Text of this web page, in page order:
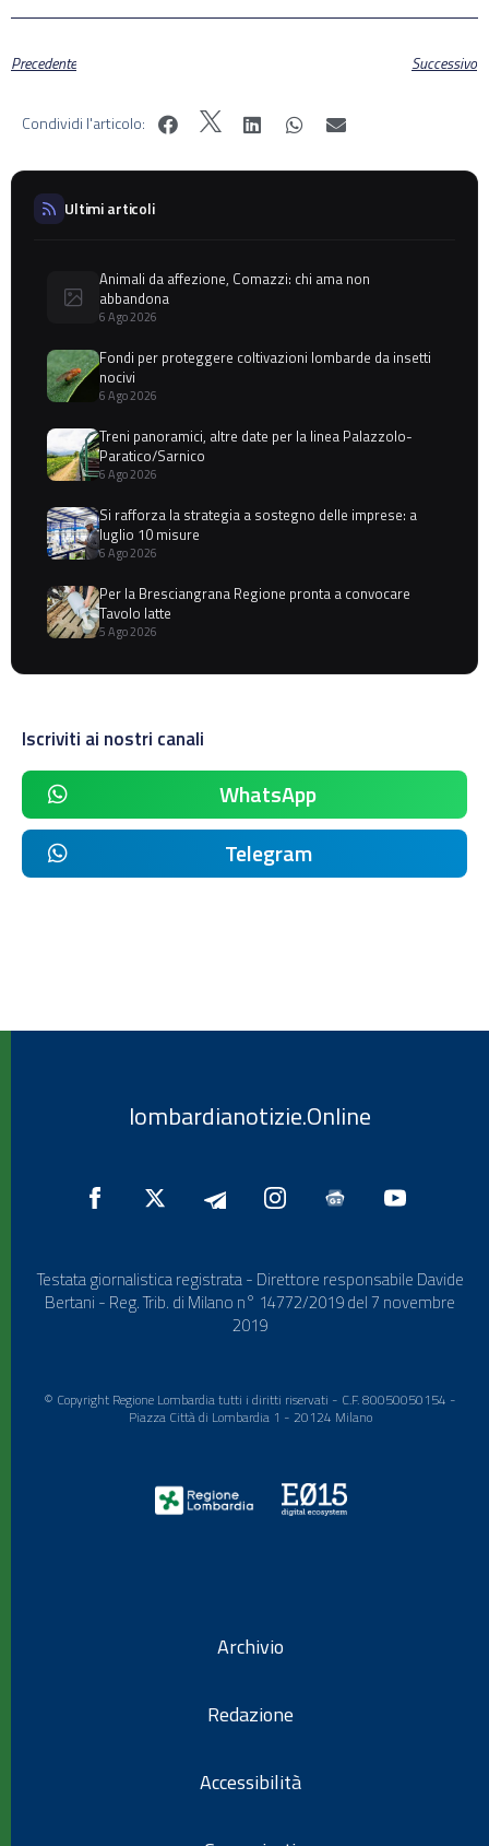
Precedente Successivo
Condividi l'articolo:
Ultimi articoli
Animali da affezione, Comazzi: chi ama non
abbandona
6 Ago 2026
Fondi per proteggere coltivazioni lombarde da insetti
nocivi
6 Ago 2026
Treni panoramici, altre date per la linea Palazzolo-
Paratico/Sarnico
6 Ago 2026
Si rafforza la strategia a sostegno delle imprese: a
luglio 10 misure
6 Ago 2026
Per la Bresciangrana Regione pronta a convocare
Tavolo latte
5 Ago 2026
Iscriviti ai nostri canali
WhatsApp
Telegram
lombardianotizie.Online
Testata giornalistica registrata - Direttore responsabile Davide
Bertani - Reg. Trib. di Milano n° 14772/2019 del 7 novembre
2019
© Copyright Regione Lombardia tutti i diritti riservati - C.F. 80050050154 -
Piazza Città di Lombardia 1 - 20124 Milano
Archivio
Redazione
Accessibilità